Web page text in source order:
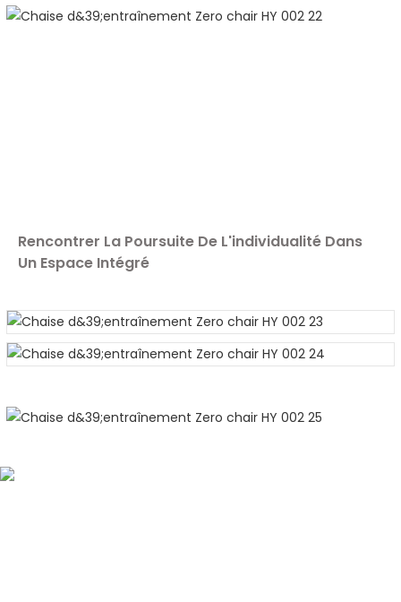
Rencontrer La Poursuite De L'individualité Dans
Un Espace Intégré
Blanc Avec Des Accoudoirs